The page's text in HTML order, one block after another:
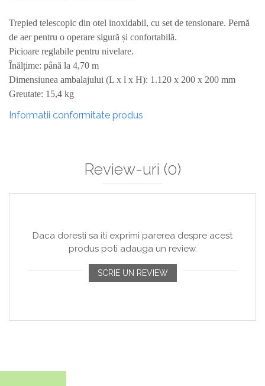
Trepied telescopic din otel inoxidabil, cu set de tensionare. Pernă
de aer pentru o operare sigură și confortabilă.
Picioare reglabile pentru nivelare.
Înălțime: până la 4,70 m
Dimensiunea ambalajului (L x l x H): 1.120 x 200 x 200 mm
Greutate: 15,4 kg
Informatii conformitate produs
Review-uri (0)
Daca doresti sa iti exprimi parerea despre acest
produs poti adauga un review.
SCRIE UN REVIEW